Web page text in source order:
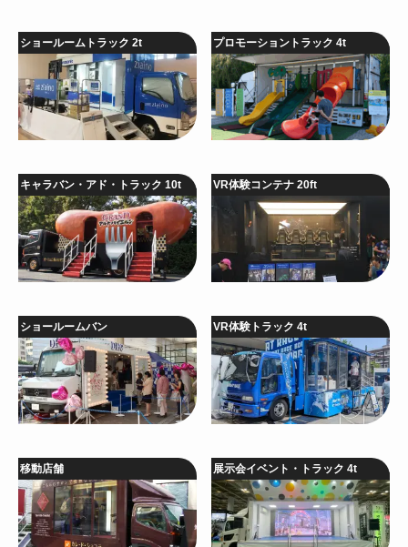
ショールームトラック 2t プロモーショントラック 4t
キャラバン・アド・トラック 10t VR体験コンテナ 20ft
ショールームバン VR体験トラック 4t
移動店舗 展示会イベント・トラック 4t